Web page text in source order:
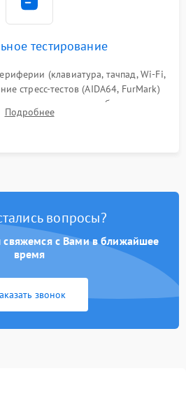
тестирование
(клавиатура, тачпад, Wi-Fi,
стресс-тестов (AIDA64, FurMark)
режима и стабильности
пиковой нагрузкой.
Подробнее
вопросы?
свяжемся с Вами в ближайшее
время
звонок